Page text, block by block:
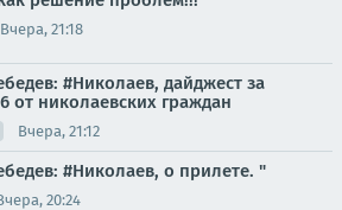
Вчера, 21:18
#Николаев, дайджест за
от николаевских граждан
Вчера, 21:12
#Николаев, о прилете. "
20:24